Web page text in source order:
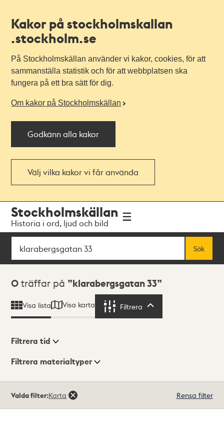
Kakor på stockholmskallan
.stockholm.se
På Stockholmskällan använder vi kakor, cookies, för att
sammanställa statistik och för att webbplatsen ska
fungera på ett bra sätt för dig.
Om kakor på Stockholmskällan
Godkänn alla kakor
Välj vilka kakor vi får använda
navigationen
huvudinnehållet
Stockholmskällan
Historia i ord, ljud och bild
Sök
Sök
Sökresultat
0 träffar på klarabergsgatan 33
Visa lista Visa karta Filtrera
Visningsläge
Filtrera tid
Filtrera materialtyper
träffar
Valda filter:Karta Rensa filter